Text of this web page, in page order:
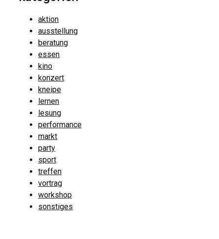
aktion
ausstellung
beratung
essen
kino
konzert
kneipe
lernen
lesung
performance
markt
party
sport
treffen
vortrag
workshop
sonstiges